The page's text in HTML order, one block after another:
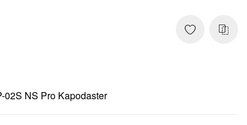
02S NS Pro Kapodaster